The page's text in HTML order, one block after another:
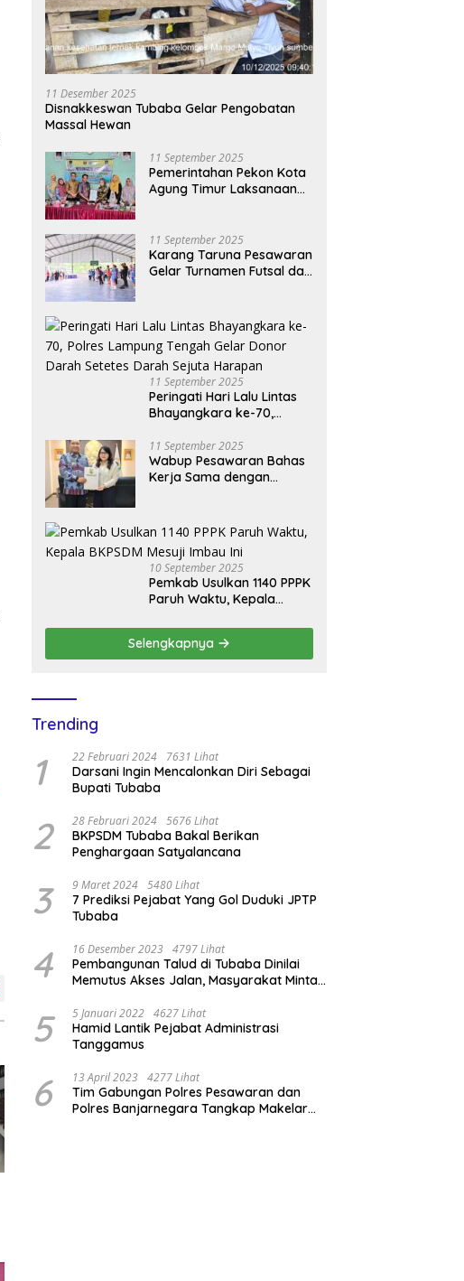
11 Desember 2025
Disnakkeswan Tubaba Gelar Pengobatan
Massal Hewan
11 September 2025
Pemerintahan Pekon Kota
Agung Timur Laksanaan
2026
11 September 2025
Karang Taruna Pesawaran
Gelar Turnamen Futsal dan
11 September 2025
Peringati Hari Lalu Lintas
Bhayangkara ke-70,
Gelar Donor Darah Setetes
Darah Sejuta Harapan
11 September 2025
Wabup Pesawaran Bahas
Kerja Sama dengan
10 September 2025
Pemkab Usulkan 1140 PPPK
Paruh Waktu, Kepala
Selengkapnya
Trending
1 22 Februari 2024 7631 Lihat
Darsani Ingin Mencalonkan Diri Sebagai
Bupati Tubaba
2 28 Februari 2024 5676 Lihat
BKPSDM Tubaba Bakal Berikan
Penghargaan Satyalancana
3 9 Maret 2024 5480 Lihat
7 Prediksi Pejabat Yang Gol Duduki JPTP
Tubaba
4 16 Desember 2023 4797 Lihat
Pembangunan Talud di Tubaba Dinilai
Memutus Akses Jalan, Masyarakat Minta
5 5 Januari 2022 4627 Lihat
Hamid Lantik Pejabat Administrasi
Tanggamus
6 13 April 2023 4277 Lihat
Tim Gabungan Polres Pesawaran dan
Polres Banjarnegara Tangkap Makelar